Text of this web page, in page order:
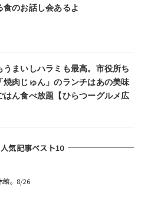
食のお話し会あるよ
うまいしハラミも最高。市役所ち
焼肉じゅん」のランチはあの美味
はん食べ放題【ひらつーグルメ広
気記事ベスト10
館。8/26